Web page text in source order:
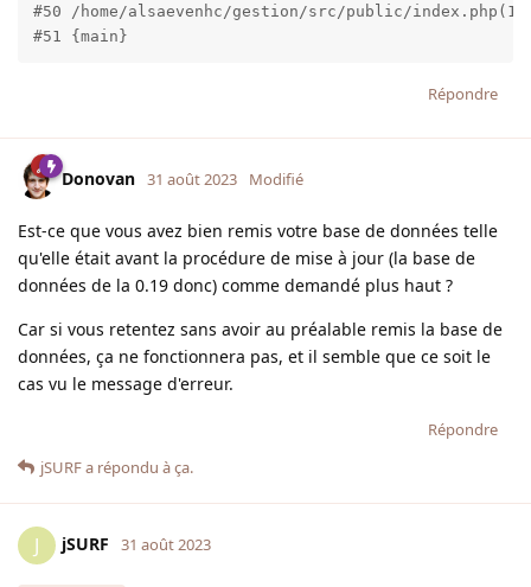
#50 /home/alsaevenhc/gestion/src/public/
#51 {main}
Répondre
Donovan 31 août 2023 Modifié
Est-ce que vous avez bien remis votre base de données telle
qu'elle était avant la procédure de mise à jour (la base de
données de la 0.19 donc) comme demandé plus haut ?
Car si vous retentez sans avoir au préalable remis la base de
données, ça ne fonctionnera pas, et il semble que ce soit le
cas vu le message d'erreur.
Répondre
jSURFa répondu à ça.
J jSURF 31 août 2023